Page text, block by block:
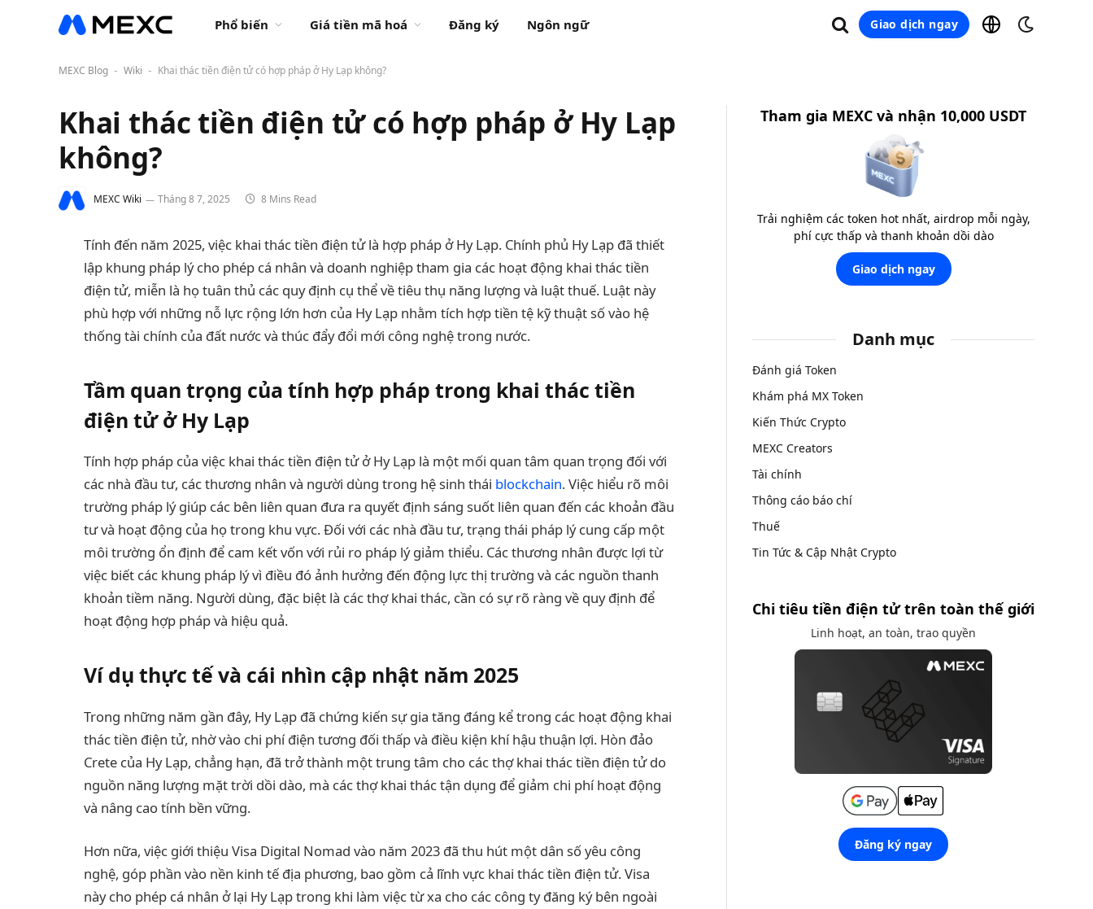
Phổ biến Giá tiền mã hoá Đăng ký Ngôn ngữ Giao dịch ngay
MEXC Blog - Wiki - Khai thác tiền điện tử có hợp pháp ở Hy Lạp không?
Khai thác tiền điện tử có hợp pháp ở Hy Lạp
không?
MEXC Wiki Tháng 8 7, 2025 8 Mins Read
Tính đến năm 2025, việc khai thác tiền điện tử là hợp pháp ở Hy Lạp. Chính phủ Hy Lạp đã thiết
lập khung pháp lý cho phép cá nhân và doanh nghiệp tham gia các hoạt động khai thác tiền
điện tử, miễn là họ tuân thủ các quy định cụ thể về tiêu thụ năng lượng và luật thuế. Luật này
phù hợp với những nỗ lực rộng lớn hơn của Hy Lạp nhằm tích hợp tiền tệ kỹ thuật số vào hệ
thống tài chính của đất nước và thúc đẩy đổi mới công nghệ trong nước.
Tầm quan trọng của tính hợp pháp trong khai thác tiền
điện tử ở Hy Lạp
Tính hợp pháp của việc khai thác tiền điện tử ở Hy Lạp là một mối quan tâm quan trọng đối với
các nhà đầu tư, các thương nhân và người dùng trong hệ sinh thái blockchain. Việc hiểu rõ môi
trường pháp lý giúp các bên liên quan đưa ra quyết định sáng suốt liên quan đến các khoản đầu
tư và hoạt động của họ trong khu vực. Đối với các nhà đầu tư, trạng thái pháp lý cung cấp một
môi trường ổn định để cam kết vốn với rủi ro pháp lý giảm thiểu. Các thương nhân được lợi từ
việc biết các khung pháp lý vì điều đó ảnh hưởng đến động lực thị trường và các nguồn thanh
khoản tiềm năng. Người dùng, đặc biệt là các thợ khai thác, cần có sự rõ ràng về quy định để
hoạt động hợp pháp và hiệu quả.
Ví dụ thực tế và cái nhìn cập nhật năm 2025
Trong những năm gần đây, Hy Lạp đã chứng kiến sự gia tăng đáng kể trong các hoạt động khai
thác tiền điện tử, nhờ vào chi phí điện tương đối thấp và điều kiện khí hậu thuận lợi. Hòn đảo
Crete của Hy Lạp, chẳng hạn, đã trở thành một trung tâm cho các thợ khai thác tiền điện tử do
nguồn năng lượng mặt trời dồi dào, mà các thợ khai thác tận dụng để giảm chi phí hoạt động
và nâng cao tính bền vững.
Hơn nữa, việc giới thiệu Visa Digital Nomad vào năm 2023 đã thu hút một dân số yêu công
nghệ, góp phần vào nền kinh tế địa phương, bao gồm cả lĩnh vực khai thác tiền điện tử. Visa
này cho phép cá nhân ở lại Hy Lạp trong khi làm việc từ xa cho các công ty đăng ký bên ngoài
Tham gia MEXC và nhận 10,000 USDT
Trải nghiệm các token hot nhất, airdrop mỗi ngày,
phí cực thấp và thanh khoản dồi dào
Giao dịch ngay
Danh mục
Đánh giá Token
Khám phá MX Token
Kiến Thức Crypto
MEXC Creators
Tài chính
Thông cáo báo chí
Thuế
Tin Tức & Cập Nhật Crypto
Chi tiêu tiền điện tử trên toàn thế giới
Linh hoạt, an toàn, trao quyền
Đăng ký ngay